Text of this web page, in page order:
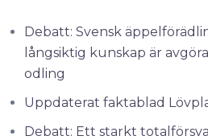
Debatt: Svensk
långsiktig kunskap är
odling
Uppdaterat faktablad
Debatt: Ett starkt